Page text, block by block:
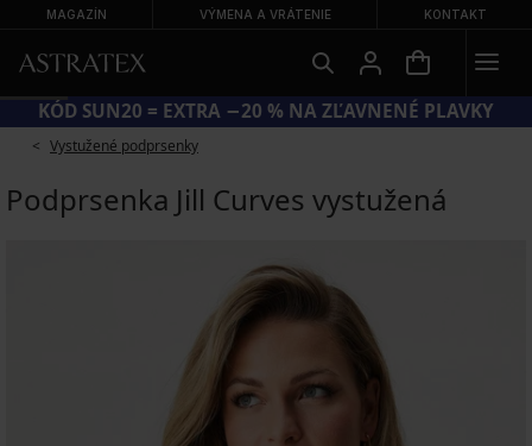
MAGAZÍN VÝMENA A VRÁTENIE KONTAKT
KÓD SUN20 = EXTRA −20 % NA ZĽAVNENÉ PLAVKY
Vystužené podprsenky
Podprsenka Jill Curves vystužená